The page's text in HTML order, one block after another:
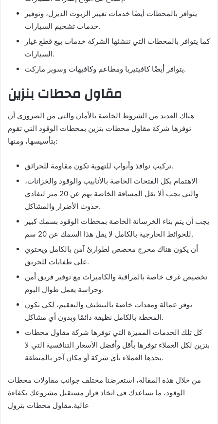
يتوافر بالمحطات أيضًا خدمات تغيير الزيوت الديزل، وتوفير
خدمات تشحيم السيارات.
كما يتوافر بالمحطات التي تنشئها الشركة خدمات بيع قطع غيار
السيارات.
يتوافر أيضًا كافيتيريا ومطاعم وكافيهات وسوبر ماركت.
مقاول محطات بنزين
هناك العديد من الشروط الخاصة بالأمان والتي من الضروري أن
توفرها شركة مقاول محطات بنزين بمحطات الوقود التي تقوم
بتأسيسها، ومنها:
تركيب نوافذ وأبواب للتهوية تكون مقاومة للحرائق.
الاهتمام بكل الفتحات الخاصة بالأنابيب والوقود والخزانات،
والتي يجب ألا تقل المسافة الخاصة بهم عن 20 متر لتفادي
حدوث الأضرار والمشاكل.
يجب أن يتم بناء الخرسانة الخاصة بمحطات الوقود بسمك كبير
للحوائط الخارجية بالكامل لا يقل هذا السمك عن 20 سم.
أن يكون هناك مخرج مخصص لطوارئ آمن بالكامل ويحتوي
على طفايات للحريق.
تخصيص غرف خاصة بالمراقبة والكاميرات مع توفير فريق أمن
وحراسة يعمل طوال اليوم.
توفر عمالة ومعدات خاصة بالتنظيف والتعقيم، لكي تكون
المحطة بالكامل نظيفة دائمًا وبدون أي مشاكل.
كل تلك الخدمات المميزة التي توفرها شركة مقاول محطات
بنزين لكل العملاء توفرها بأقل وأفضل الأسعار التنافسية التي لا
يجدها العملاء بأي شركة أو مكان آخر بالمنطقة.
من خلال هذه المقالة، استعرضنا مختلف جوانب مقاولات محطات
الوقود، ما يساعدك في اتخاذ قرار مستقبل مشروعك بكفاءة
عالية.مقاول محطات بترول